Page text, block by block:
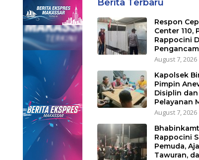
Berita Terbaru
Respon
Center 110,
Rappocini
August 7, 2026
Kapolsek
Pimpin
Disiplin
Pelayanan
August 7, 2026
Rappocini
Pemuda,
Tawuran,